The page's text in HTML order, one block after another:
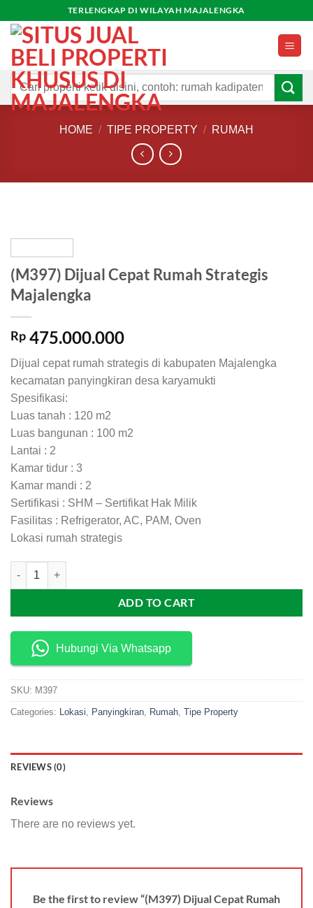
content
TERLENGKAP DI WILAYAH MAJALENGKA
Search
for:
HOME / TIPE PROPERTY / RUMAH
(M397) Dijual Cepat Rumah Strategis
Majalengka
Rp 475.000.000
Dijual cepat rumah strategis di kabupaten Majalengka
kecamatan panyingkiran desa karyamukti
Spesifikasi:
Luas tanah : 120 m2
Luas bangunan : 100 m2
Lantai : 2
Kamar tidur : 3
Kamar mandi : 2
Sertifikasi : SHM – Sertifikat Hak Milik
Fasilitas : Refrigerator, AC, PAM, Oven
Lokasi rumah strategis
(M397) Dijual Cepat Rumah Strategis Majalengka quantity
ADD TO CART
Hubungi Via Whatsapp
SKU: M397
Categories: Lokasi Panyingkiran Rumah Tipe Property
REVIEWS (0)
Reviews
There are no reviews yet.
Be the first to review “(M397) Dijual Cepat Rumah